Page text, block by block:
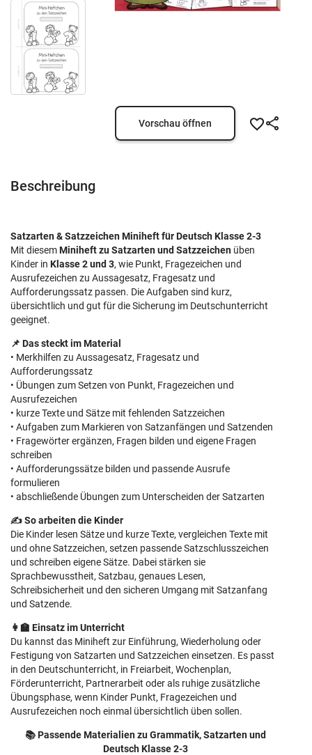
Vorschau öffnen
Beschreibung
Satzarten & Satzzeichen Miniheft für Deutsch Klasse 2-3
Mit diesemMiniheft zu Satzarten und Satzzeichen üben
Kinder in Klasse 2 und 3, wie Punkt, Fragezeichen und
Ausrufezeichen zu Aussagesatz, Fragesatz und
Aufforderungssatz passen. Die Aufgaben sind kurz,
übersichtlich und gut für die Sicherung im Deutschunterricht
geeignet.
📌 Das steckt im Material
• Merkhilfen zu Aussagesatz, Fragesatz und
Aufforderungssatz
• Übungen zum Setzen von Punkt, Fragezeichen und
Ausrufezeichen
• kurze Texte und Sätze mit fehlenden Satzzeichen
• Aufgaben zum Markieren von Satzanfängen und Satzenden
• Fragewörter ergänzen, Fragen bilden und eigene Fragen
schreiben
• Aufforderungssätze bilden und passende Ausrufe
formulieren
• abschließende Übungen zum Unterscheiden der Satzarten
✍️ So arbeiten die Kinder
Die Kinder lesen Sätze und kurze Texte, vergleichen Texte mit
und ohne Satzzeichen, setzen passende Satzschlusszeichen
und schreiben eigene Sätze. Dabei stärken sie
Sprachbewusstheit, Satzbau, genaues Lesen,
Schreibsicherheit und den sicheren Umgang mit Satzanfang
und Satzende.
👩‍🏫 Einsatz im Unterricht
Du kannst das Miniheft zur Einführung, Wiederholung oder
Festigung von Satzarten und Satzzeichen einsetzen. Es passt
in den Deutschunterricht, in Freiarbeit, Wochenplan,
Förderunterricht, Partnerarbeit oder als ruhige zusätzliche
Übungsphase, wenn Kinder Punkt, Fragezeichen und
Ausrufezeichen noch einmal übersichtlich üben sollen.
📚 Passende Materialien zu Grammatik, Satzarten und
Deutsch Klasse 2-3